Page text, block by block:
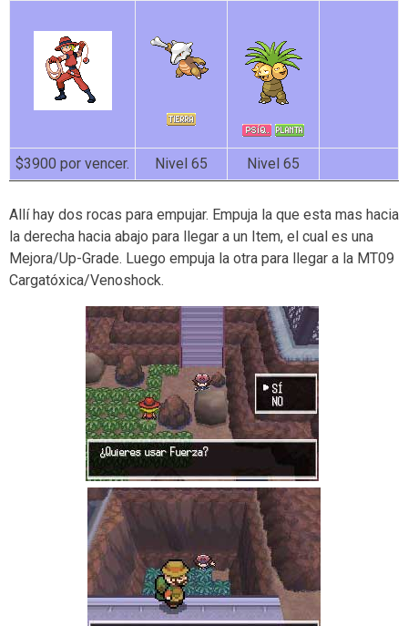
$3900 por vencer. Nivel 65 Nivel 65
Allí hay dos rocas para empujar. Empuja la que esta mas hacia
la derecha hacia abajo para llegar a un Item, el cual es una
Mejora/Up-Grade. Luego empuja la otra para llegar a la MT09
Cargatóxica/Venoshock.